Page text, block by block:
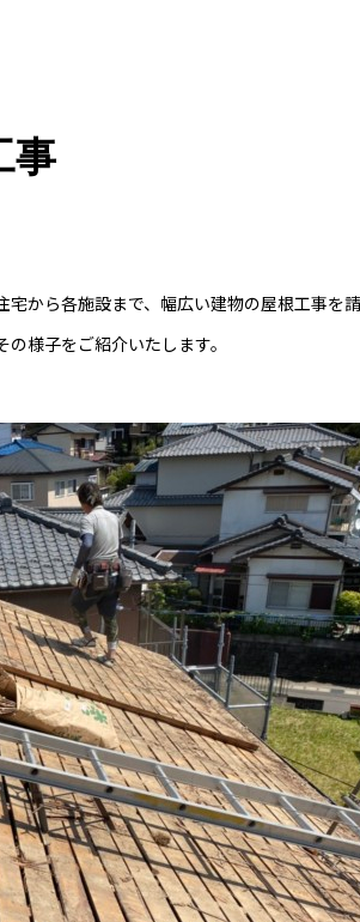
事
から各施設まで、幅広い建物の屋根工事を請
様子をご紹介いたします。